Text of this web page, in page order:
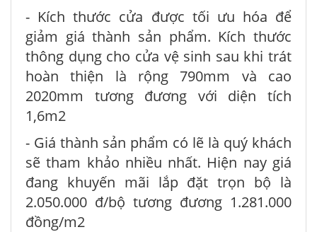
- Kích thước cửa được tối ưu hóa để
giảm giá thành sản phẩm. Kích thước
thông dụng cho cửa vệ sinh sau khi trát
hoàn thiện là rộng 790mm và cao
2020mm tương đương với diện tích
1,6m2
- Giá thành sản phẩm có lẽ là quý khách
sẽ tham khảo nhiều nhất. Hiện nay giá
đang khuyến mãi lắp đặt trọn bộ là
2.050.000 đ/bộ tương đương 1.281.000
đồng/m2